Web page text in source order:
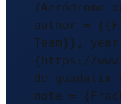
{Aeródromo
author =
Team}},
{https://
de-
note =